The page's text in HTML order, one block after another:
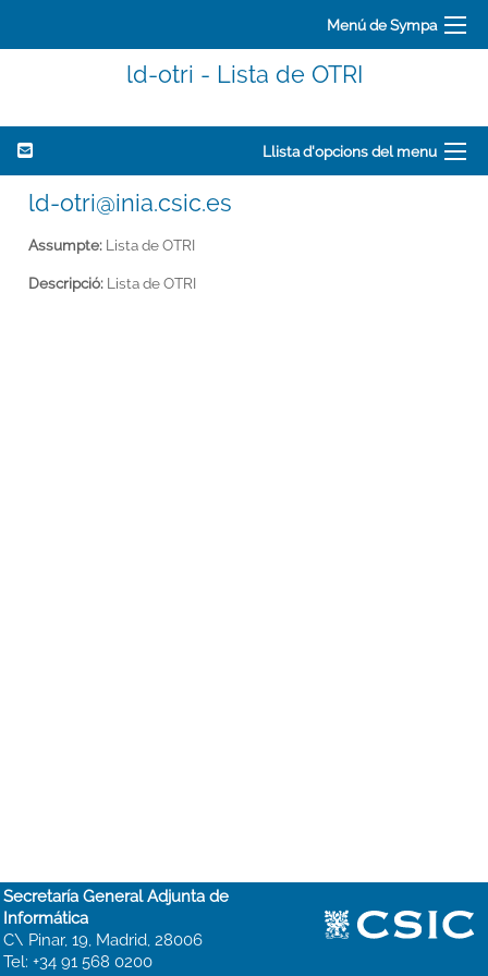
Menú de Sympa
ld-otri - Lista de OTRI
Llista d'opcions del menu
ld-otri@inia.csic.es
Assumpte: Lista de OTRI
Descripció: Lista de OTRI
Secretaría General Adjunta de
Informática
C\ Pinar, 19, Madrid, 28006
Tel: +34 91 568 0200